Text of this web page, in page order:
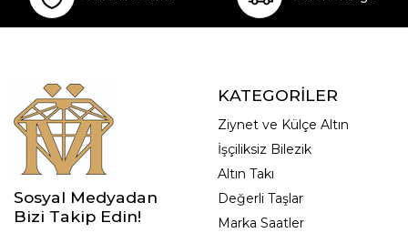
Sosyal Medyadan
Bizi Takip Edin!
KATEGORİLER
Ziynet ve Külçe Altın
İşçiliksiz Bilezik
Altın Takı
Değerli Taşlar
Marka Saatler